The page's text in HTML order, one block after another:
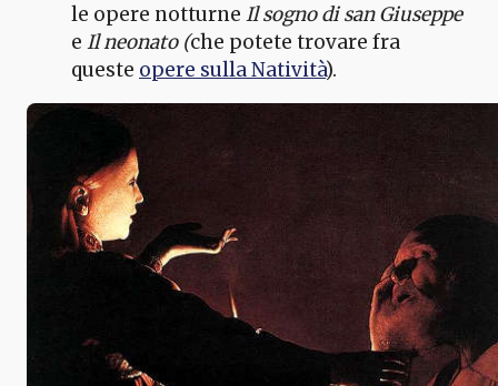
le opere notturne Il sogno di san Giuseppe
e Il neonato (che potete trovare fra
queste opere sulla Natività).